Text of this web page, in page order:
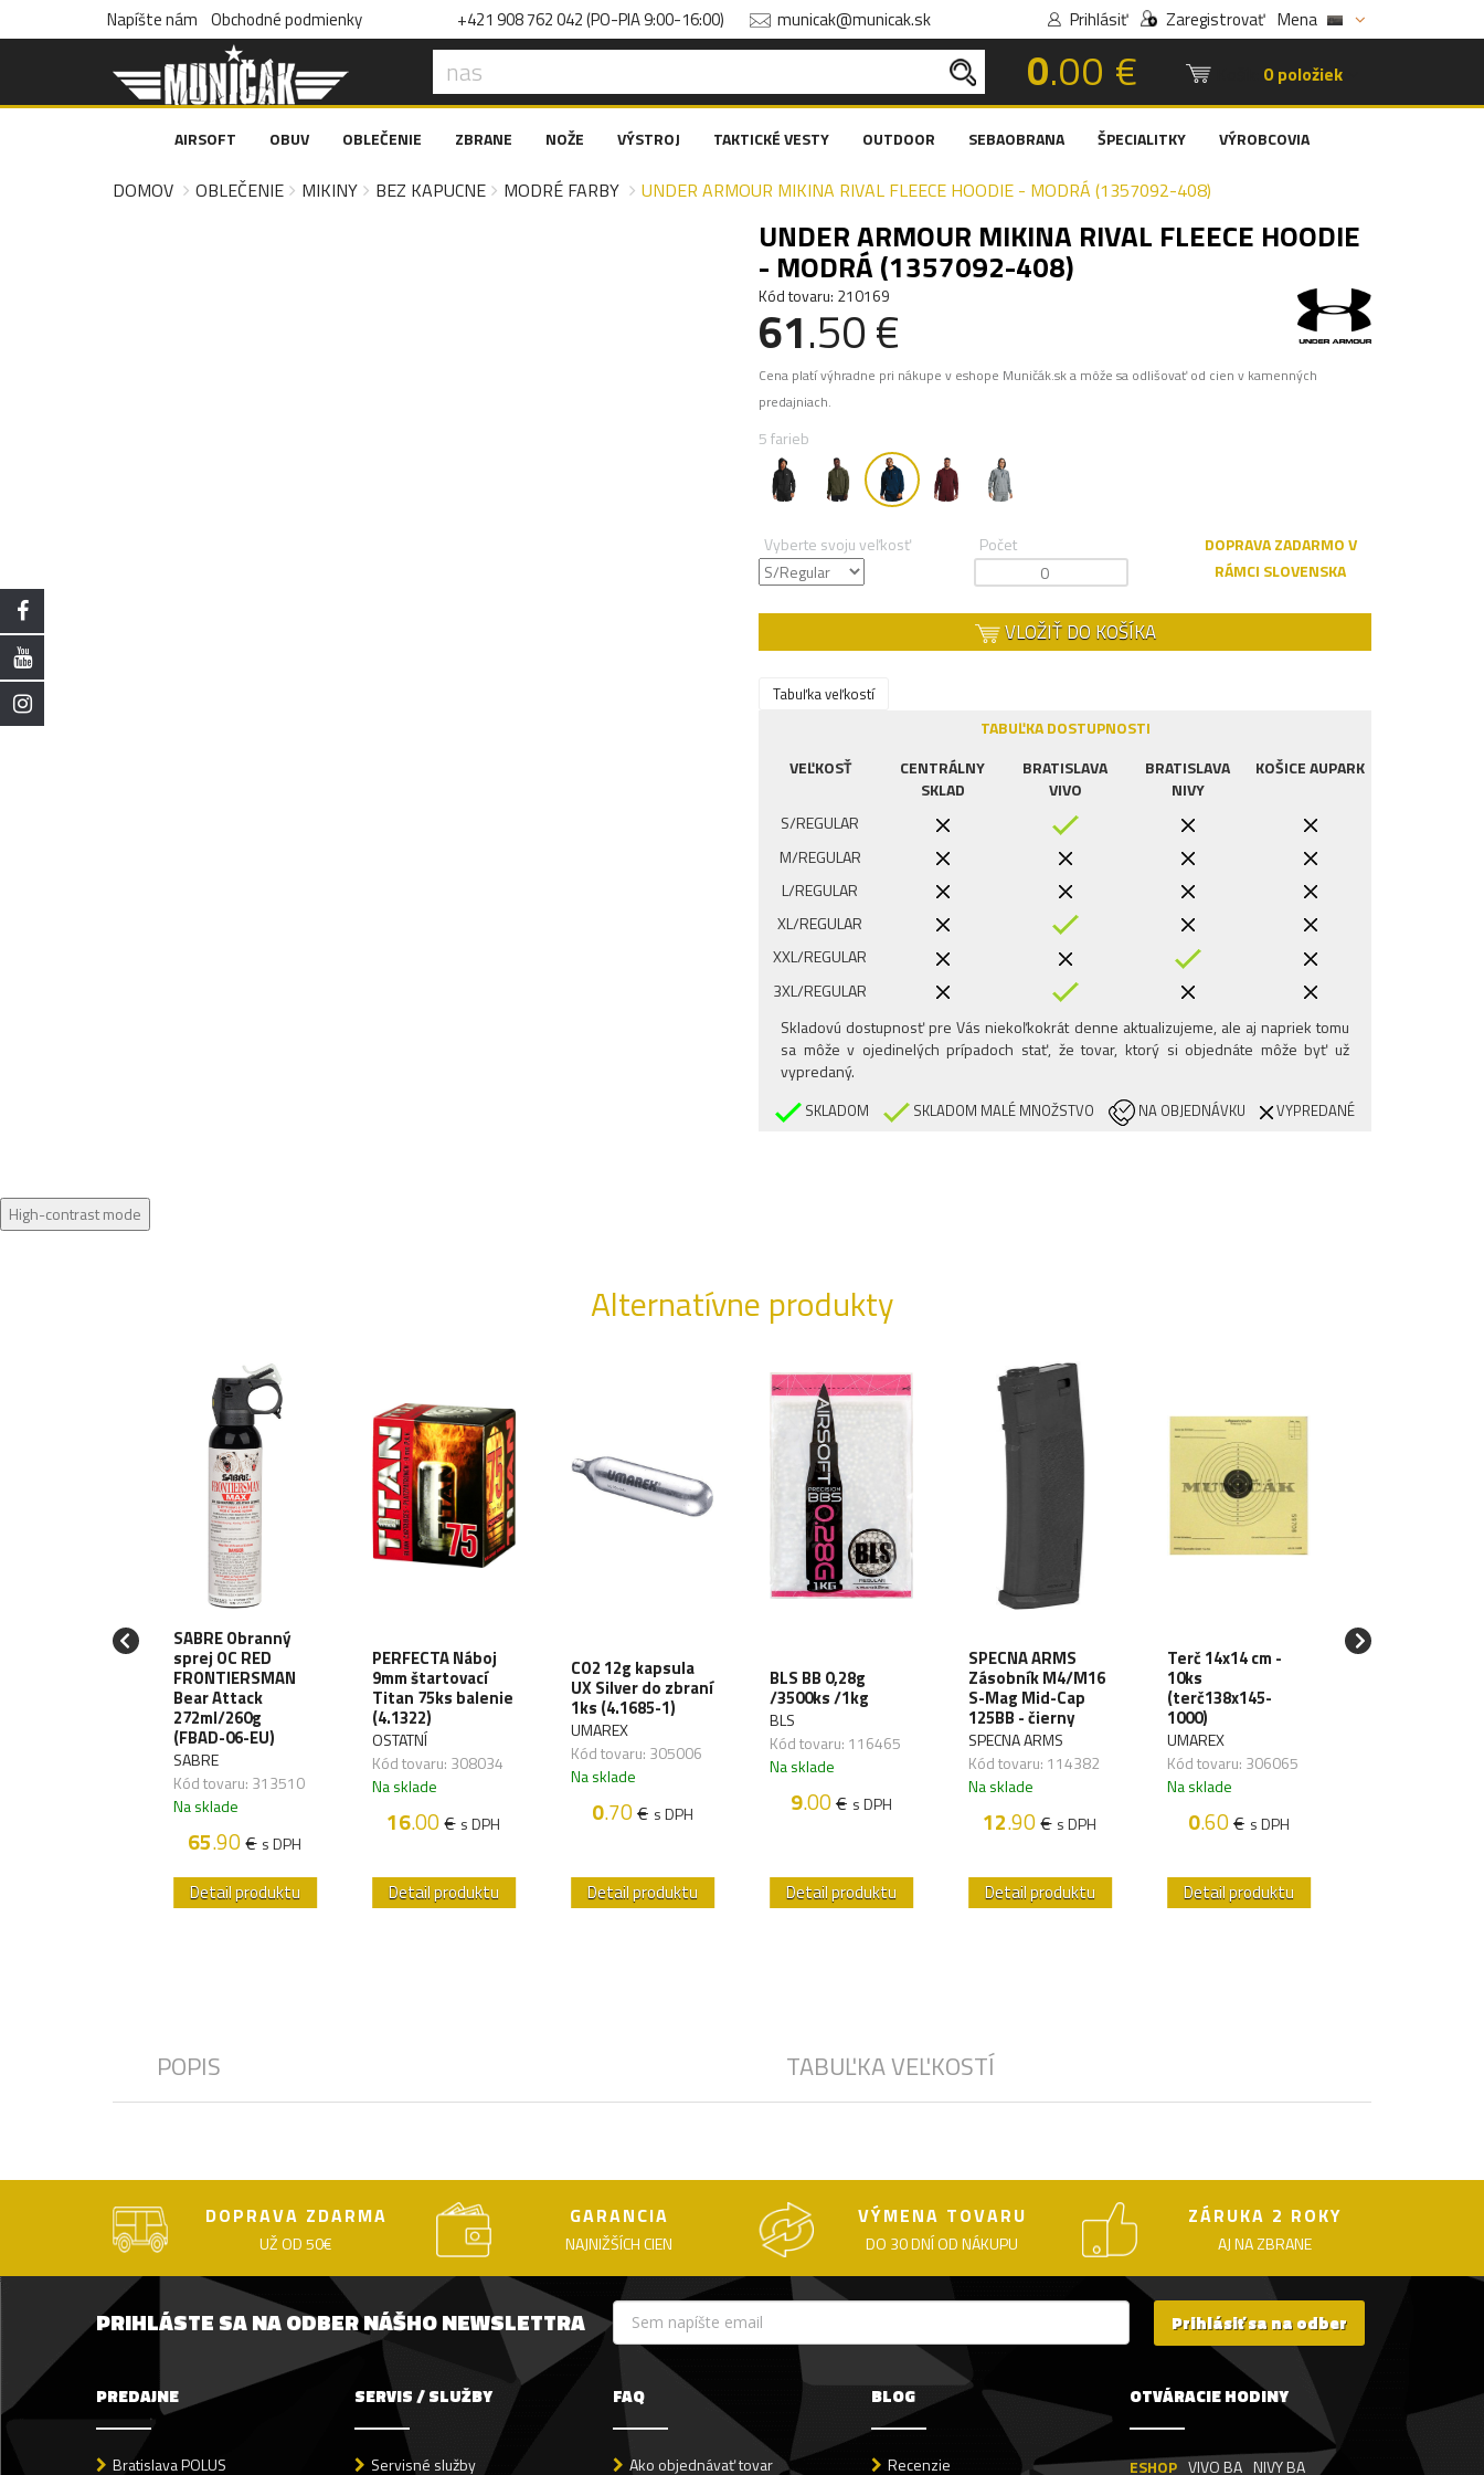
Napíšte nám Obchodné podmienky +421 908 762 042 (PO-PIA 9:00-16:00) municak@municak.sk Prihlásiť Zaregistrovať Mena
0.00 € 0 položiek
AIRSOFT OBUV OBLEČENIE ZBRANE NOŽE VÝSTROJ TAKTICKÉ VESTY OUTDOOR SEBAOBRANA ŠPECIALITKY VÝROBCOVIA
DOMOV OBLEČENIE MIKINY BEZ KAPUCNE MODRÉ FARBY UNDER ARMOUR MIKINA RIVAL FLEECE HOODIE - MODRÁ (1357092-408)
UNDER ARMOUR MIKINA RIVAL FLEECE HOODIE
- MODRÁ (1357092-408)
Kód tovaru: 210169
61.50 €
Cena platí výhradne pri nákupe v eshope Muničák.sk a môže sa odlišovať od cien v kamenných
predajniach.
5 farieb
Vyberte svoju veľkosť Počet
DOPRAVA ZADARMO V
RÁMCI SLOVENSKA
VLOŽIŤ DO KOŠÍKA
Tabuľka veľkostí
TABUĽKA DOSTUPNOSTI
VEĽKOSŤ
CENTRÁLNY
SKLAD
BRATISLAVA
VIVO
BRATISLAVA
NIVY
KOŠICE AUPARK
S/REGULAR
M/REGULAR
L/REGULAR
XL/REGULAR
XXL/REGULAR
3XL/REGULAR
Skladovú dostupnosť pre Vás niekoľkokrát denne aktualizujeme, ale aj napriek tomu
sa môže v ojedinelých prípadoch stať, že tovar, ktorý si objednáte môže byť už
vypredaný.
SKLADOM SKLADOM MALÉ MNOŽSTVO NA OBJEDNÁVKU VYPREDANÉ
High-contrast mode
Alternatívne produkty
SABRE Obranný
sprej OC RED
FRONTIERSMAN
Bear Attack
272ml/260g
(FBAD-06-EU)
SABRE
Kód tovaru: 313510
Na sklade
65.90€ s DPH
Detail produktu
PERFECTA Náboj
9mm štartovací
Titan 75ks balenie
(4.1322)
OSTATNÍ
Kód tovaru: 308034
Na sklade
16.00€ s DPH
Detail produktu
CO2 12g kapsula
UX Silver do zbraní
1ks (4.1685-1)
UMAREX
Kód tovaru: 305006
Na sklade
0.70€ s DPH
Detail produktu
BLS BB 0,28g
/3500ks /1kg
BLS
Kód tovaru: 116465
Na sklade
9.00€ s DPH
Detail produktu
SPECNA ARMS
Zásobník M4/M16
S-Mag Mid-Cap
125BB - čierny
SPECNA ARMS
Kód tovaru: 114382
Na sklade
12.90€ s DPH
Detail produktu
Terč 14x14 cm -
10ks
(terč138x145-
1000)
UMAREX
Kód tovaru: 306065
Na sklade
0.60€ s DPH
Detail produktu
SPECNA ARMS
POPIS TABUĽKA VEĽKOSTÍ
DOPRAVA ZDARMA
UŽ OD 50€
GARANCIA
NAJNIŽŠÍCH CIEN
VÝMENA TOVARU
DO 30 DNÍ OD NÁKUPU
ZÁRUKA 2 ROKY
AJ NA ZBRANE
PRIHLÁSTE SA NA ODBER NÁŠHO NEWSLETTRA Prihlásiť sa na odber
PREDAJNE
Bratislava POLUS
SERVIS / SLUŽBY
Servisné služby
FAQ
Ako objednávať tovar
BLOG
Recenzie
OTVÁRACIE HODINY
ESHOP VIVO BA NIVY BA